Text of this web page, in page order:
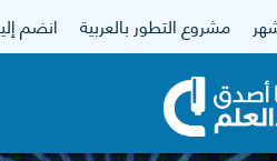
مشروع التطور بالعربية انضم